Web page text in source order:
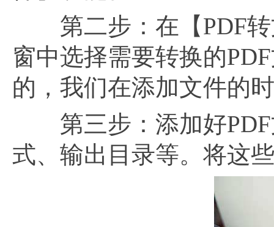
第二步：在【PDF转
窗中选择需要转换的
的，我们在添加文件的
第三步：添加好PDF
式、输出目录等。将这